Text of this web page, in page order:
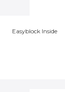
Easyblock Inside